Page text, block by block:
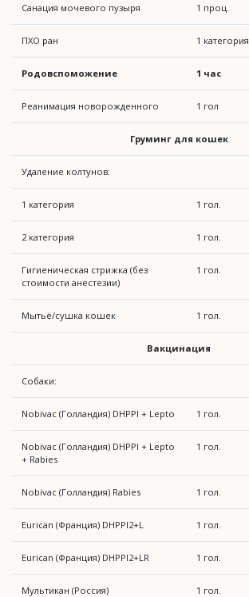
Санация мочевого пузыря 1 проц.
ПХО ран 1 категория
Родовспоможение 1 час
Реанимация новорожденного 1 гол
Груминг для кошек
Удаление колтунов:
1 категория 1 гол.
2 категория 1 гол.
Гигиеническая стрижка (без
стоимости анестезии)
1 гол.
Мытьё/сушка кошек 1 гол.
Вакцинация
Собаки:
Nobivac (Голландия) DHPPI + Lepto 1 гол.
Nobivac (Голландия) DHPPI + Lepto
+ Rabies
1 гол.
Nobivac (Голландия) Rabies 1 гол.
Eurican (Франция) DHPPI2+L 1 гол.
Eurican (Франция) DHPPI2+LR 1 гол.
Мультикан (Россия) 1 гол.